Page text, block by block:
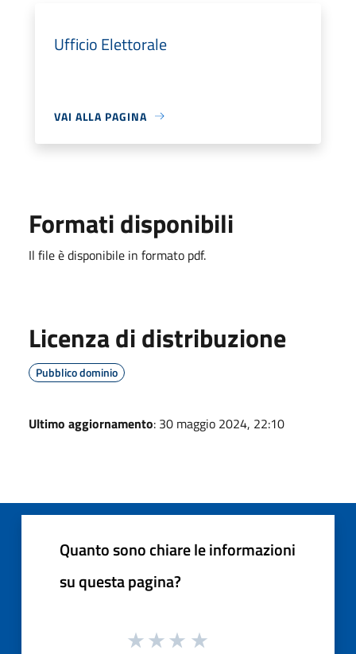
Ufficio Elettorale
VAI ALLA PAGINA
Formati disponibili
Il file è disponibile in formato pdf.
Licenza di distribuzione
Pubblico dominio
Ultimo aggiornamento: 30 maggio 2024, 22:10
Quanto sono chiare le informazioni
su questa pagina?